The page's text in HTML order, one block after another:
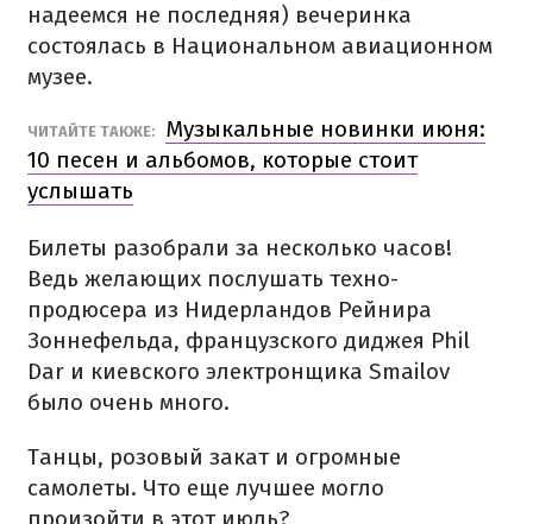
надеемся не последняя) вечеринка
состоялась в Национальном авиационном
музее.
ЧИТАЙТЕ ТАКЖЕ:
Музыкальные новинки июня:
10 песен и альбомов, которые стоит
услышать
Билеты разобрали за несколько часов!
Ведь желающих послушать техно-
продюсера из Нидерландов Рейнира
Зоннефельда, французского диджея Phil
Dar и киевского электронщика Smailov
было очень много.
Танцы, розовый закат и огромные
самолеты. Что еще лучшее могло